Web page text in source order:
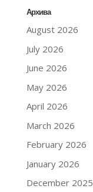
Архива
August 2026
July 2026
June 2026
May 2026
April 2026
March 2026
February 2026
January 2026
December 2025